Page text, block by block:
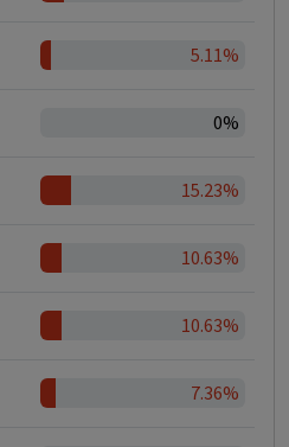
5.11%
0%
15.23%
10.63%
10.63%
7.36%